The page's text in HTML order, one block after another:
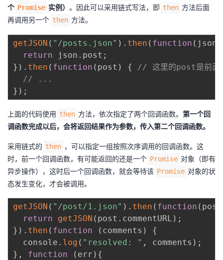
个 Promise 实例） 。因此可以采用链式写法，即 then 方法后面
再调用另一个 then 方法。
getJSON ( "/posts.json" ) . then ( function ( json
return json . post ;
} ) . then ( function ( post ) {
// 这里的post是前面
// ...
} ) ;
上面的代码使用 then 方法，依次指定了两个回调函数。 第一个回
调函数完成以后，会将返回结果作为参数，传入第二个回调函数。
采用链式的 then ，可以指定一组按照次序调用的回调函数。这
时，前一个回调函数，有可能返回的还是一个 Promise 对象（即有
异步操作），这时后一个回调函数，就会等待该 Promise 对象的状
态发生变化，才会被调用。
getJSON ( "/post/1.json" ) . then ( function ( post
return
getJSON ( post . commentURL ) ;
} ) . then ( function ( comments )
{
  console
. log ( "resolved: " , comments ) ;
} , function ( err ) {